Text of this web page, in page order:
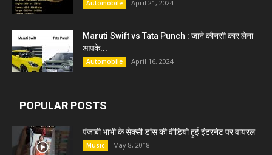
Automobile April 21, 2024
Maruti Swift vs Tata Punch : जाने कौनसी कार लेना
आपके...
Automobile April 16, 2024
POPULAR POSTS
पंजाबी भाभी के सेक्सी डांस की वीडियो हुई इंटरनेट पर वायरल
Music May 8, 2018